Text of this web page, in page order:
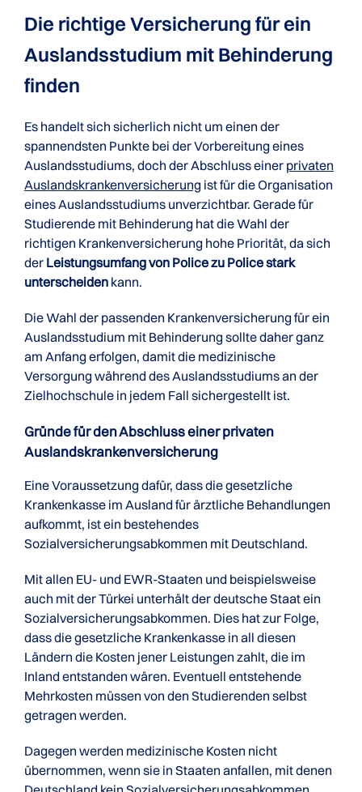
Die richtige Versicherung für ein
Auslands­studium mit Behinderung
finden
Es handelt sich sicherlich nicht um einen der
spannendsten Punkte bei der Vorbereitung eines
Auslandsstudiums, doch der Abschluss einer privaten
Auslandskrankenversicherung ist für die Organisation
eines Auslandsstudiums unverzichtbar. Gerade für
Studierende mit Behinderung hat die Wahl der
richtigen Krankenversicherung hohe Priorität, da sich
der Leistungsumfang von Police zu Police stark
unterscheiden kann.
Die Wahl der passenden Krankenversicherung für ein
Auslandsstudium mit Behinderung sollte daher ganz
am Anfang erfolgen, damit die medizinische
Versorgung während des Auslandsstudiums an der
Zielhochschule in jedem Fall sichergestellt ist.
Gründe für den Abschluss einer privaten
Auslands­kranken­versicherung
Eine Voraussetzung dafür, dass die gesetzliche
Krankenkasse im Ausland für ärztliche Behandlungen
aufkommt, ist ein bestehendes
Sozialversicherungsabkommen mit Deutschland.
Mit allen EU- und EWR-Staaten und beispielsweise
auch mit der Türkei unterhält der deutsche Staat ein
Sozialversicherungsabkommen. Dies hat zur Folge,
dass die gesetzliche Krankenkasse in all diesen
Ländern die Kosten jener Leistungen zahlt, die im
Inland entstanden wären. Eventuell entstehende
Mehrkosten müssen von den Studierenden selbst
getragen werden.
Dagegen werden medizinische Kosten nicht
übernommen, wenn sie in Staaten anfallen, mit denen